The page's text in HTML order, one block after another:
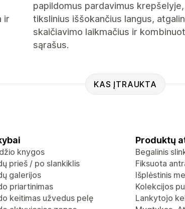
ir
papildomus pardavimus krepšelyje,
tikslinius iššokančius langus,
skaičiavimo laikmačius ir
sąrašus.
KAS ĮTRAUKTA
knygos
prieš / po slankiklis
galerijos
priartinimas
keitimas užvedus pelę
Produktų
Begalinis
Fiksuota
Išplėstinis
Kolekcijos
Lankytojo